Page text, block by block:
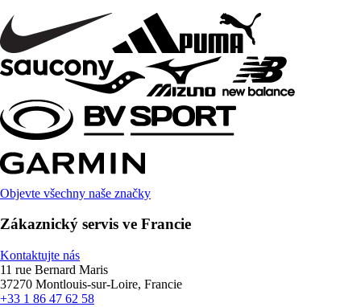
Objevte všechny naše značky
Zákaznický servis ve Francie
Kontaktujte nás
11 rue Bernard Maris
37270 Montlouis-sur-Loire, Francie
+33 1 86 47 62 58